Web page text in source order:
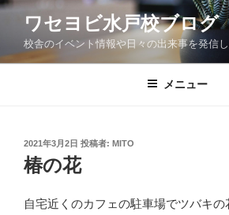
コ
ン
ワセヨビ水戸校ブログ
校舎のイベント情報や日々の出来事を発信し
メニュー
投
稿
日:
2021年3月2日 投稿者: MITO
椿の花
自宅近くのカフェの駐車場でツバキ